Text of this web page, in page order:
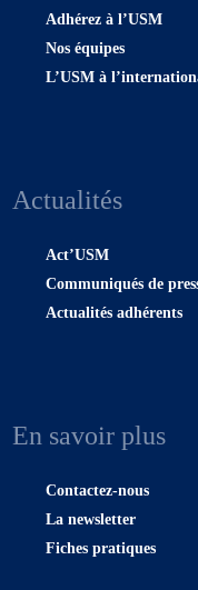
Adhérez à l’USM
Nos équipes
L’USM à
Actualités
Act’USM
Communiqués de
Actualités adhérents
En savoir plus
Contactez-nous
La newsletter
Fiches pratiques